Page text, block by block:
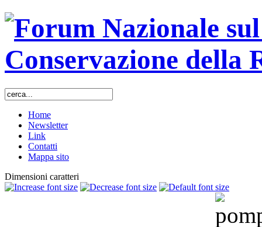
Home
Newsletter
Link
Contatti
Mappa sito
Dimensioni caratteri